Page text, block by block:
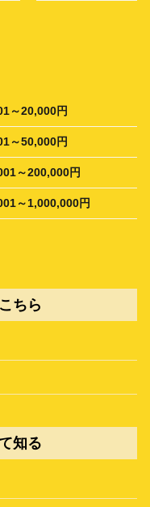
～20,000円
～50,000円
～200,000円
～1,000,000円
ちら
知る